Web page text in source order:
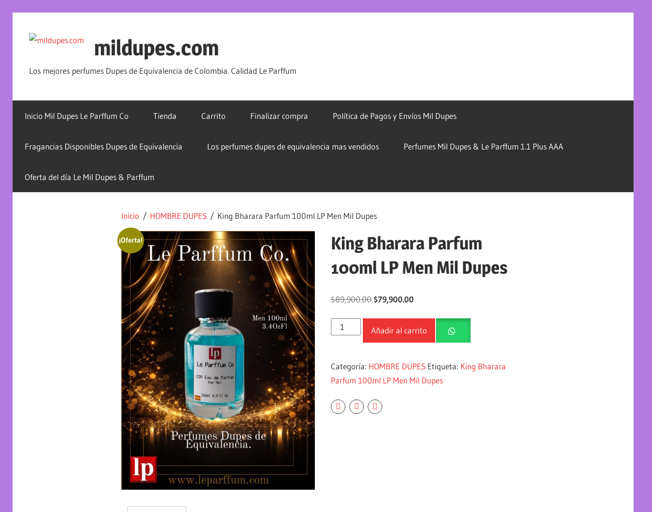
mildupes.com
Los mejores perfumes Dupes de Equivalencia de Colombia. Calidad Le Parffum
Inicio Mil Dupes Le Parffum Co Tienda Carrito Finalizar compra Política de Pagos y Envíos Mil Dupes
Fragancias Disponibles Dupes de Equivalencia Los perfumes dupes de equivalencia mas vendidos Perfumes Mil Dupes & Le Parffum 1.1 Plus AAA
Oferta del día Le Mil Dupes & Parffum
Inicio / HOMBRE DUPES/ King Bharara Parfum 100ml LP Men Mil Dupes
¡Oferta!
King Bharara Parfum
100ml LP Men Mil Dupes
$89,900.00$79,900.00
Añadir al carrito
Categoría: HOMBRE DUPES Etiqueta: King Bharara
Parfum 100ml LP Men Mil Dupes